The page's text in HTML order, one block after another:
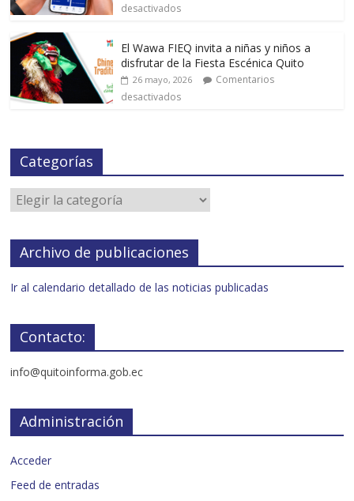
desactivados
El Wawa FIEQ invita a niñas y niños a
disfrutar de la Fiesta Escénica Quito
26 mayo, 2026
Comentarios
desactivados
Categorías
Archivo de publicaciones
Ir al calendario detallado de las noticias publicadas
Contacto:
info@quitoinforma.gob.ec
Administración
Acceder
Feed de entradas